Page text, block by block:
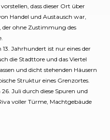
dass dieser Ort über
Handel und Austausch war,
ohne Zustimmung des
Jahrhundert ist nur eines der
die Stadttore und das Viertel
und dicht stehenden Häusern
Struktur eines Grenzortes.
Juli durch diese Spuren und
voller Türme, Machtgebäude